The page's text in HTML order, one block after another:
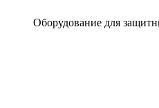
Оборудование для